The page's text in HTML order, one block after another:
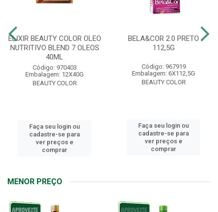
ELIXIR BEAUTY COLOR OLEO
NUTRITIVO BLEND 7 OLEOS
40ML
Código: 970403
Embalagem: 12X40G
BEAUTY COLOR
Faça seu login ou
cadastre-se para
ver preços e
comprar
BELA&COR 2.0 PRETO
112,5G
Código: 967919
Embalagem: 6X112,5G
BEAUTY COLOR
Faça seu login ou
cadastre-se para
ver preços e
comprar
MENOR PREÇO